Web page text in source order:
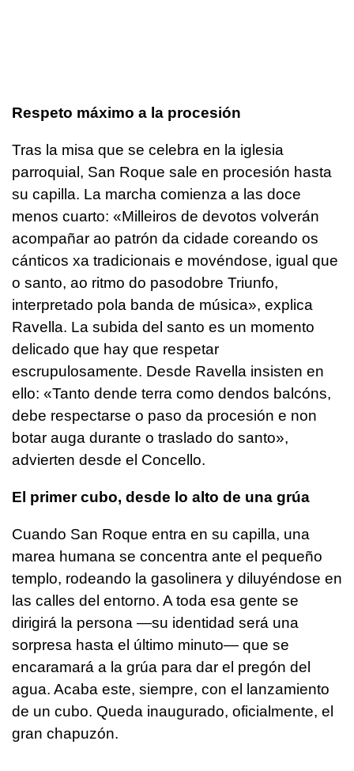
Respeto máximo a la procesión
Tras la misa que se celebra en la iglesia
parroquial, San Roque sale en procesión hasta
su capilla. La marcha comienza a las doce
menos cuarto: «Milleiros de devotos volverán
acompañar ao patrón da cidade coreando os
cánticos xa tradicionais e movéndose, igual que
o santo, ao ritmo do pasodobre Triunfo,
interpretado pola banda de música», explica
Ravella. La subida del santo es un momento
delicado que hay que respetar
escrupulosamente. Desde Ravella insisten en
ello: «Tanto dende terra como dendos balcóns,
debe respectarse o paso da procesión e non
botar auga durante o traslado do santo»,
advierten desde el Concello.
El primer cubo, desde lo alto de una grúa
Cuando San Roque entra en su capilla, una
marea humana se concentra ante el pequeño
templo, rodeando la gasolinera y diluyéndose en
las calles del entorno. A toda esa gente se
dirigirá la persona —su identidad será una
sorpresa hasta el último minuto— que se
encaramará a la grúa para dar el pregón del
agua. Acaba este, siempre, con el lanzamiento
de un cubo. Queda inaugurado, oficialmente, el
gran chapuzón.